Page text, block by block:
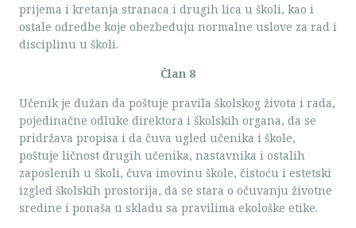
prijema i kretanja stranaca i drugih lica u školi, kao i
ostale odredbe koje obezbeđuju normalne uslove za rad i
disciplinu u školi.
Član 8
Učenik je dužan da poštuje pravila školskog života i rada,
pojedinačne odluke direktora i školskih organa, da se
pridržava propisa i da čuva ugled učenika i škole,
poštuje ličnost drugih učenika, nastavnika i ostalih
zaposlenih u školi, čuva imovinu škole, čistoću i estetski
izgled školskih prostorija, da se stara o očuvanju životne
sredine i ponaša u skladu sa pravilima ekološke etike.